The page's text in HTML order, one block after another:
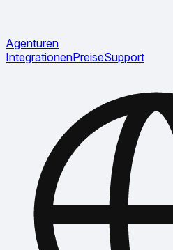
Agenturen
IntegrationenPreiseSupport